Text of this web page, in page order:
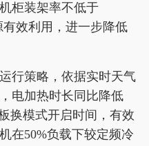
柜装架率不低于
效利用，进一步降低
行策略，依据实时天气
电加热时长同比降低
换模式开启时间，有效
在50%负载下较定频冷